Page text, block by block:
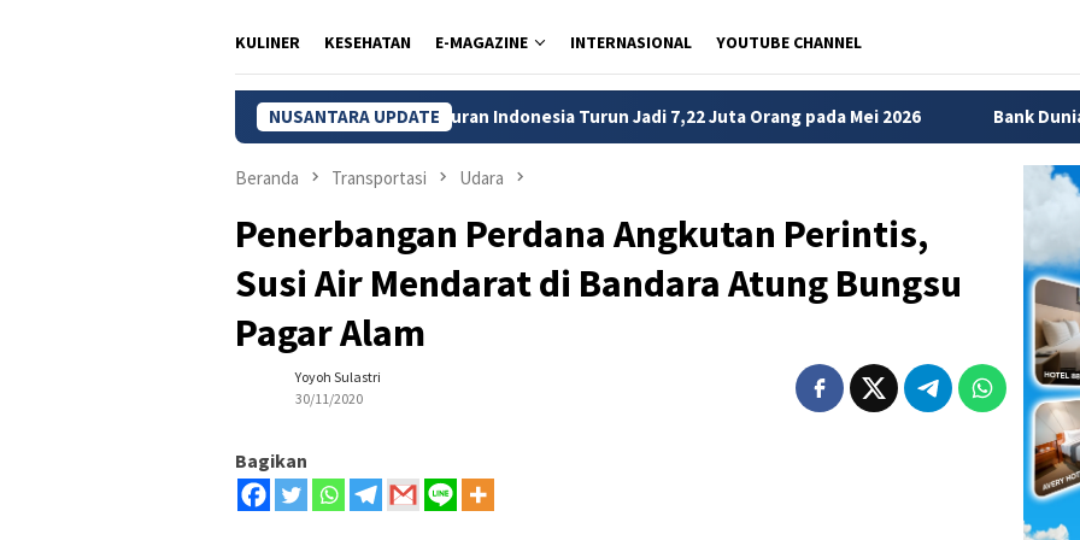
KULINER KESEHATAN E-MAGAZINE INTERNASIONAL YOUTUBE CHANNEL
NUSANTARA UPDATE
BPS: Pengangguran Indonesia Turun Jadi 7,22 Juta Orang pada Mei 2026 Bank Dunia Tunjuk Sri Mulyani
Beranda Transportasi Udara
Penerbangan Perdana Angkutan Perintis,
Susi Air Mendarat di Bandara Atung Bungsu
Pagar Alam
Yoyoh Sulastri
30/11/2020
Bagikan